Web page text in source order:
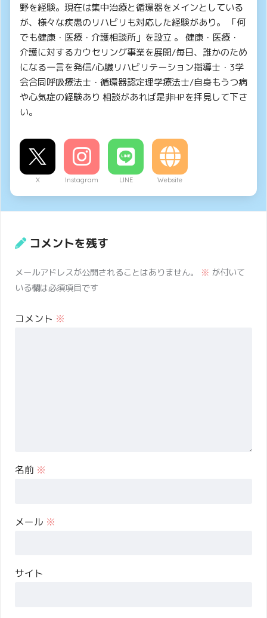
野を経験。現在は集中治療と循環器をメインとしている
が、様々な疾患のリハビリも対応した経験があり。 「何
でも健康・医療・介護相談所」を設立 。 健康・医療・
介護に対するカウセリング事業を展開/毎日、誰かのため
になる一言を発信/心臓リハビリテーション指導士・3学
会合同呼吸療法士・循環器認定理学療法士/自身もうつ病
や心気症の経験あり 相談があれば是非HPを拝見して下さ
い。
X Instagram LINE Website
コメントを残す
メールアドレスが公開されることはありません。 ※ が付いて
いる欄は必須項目です
コメント ※
名前 ※
メール ※
サイト